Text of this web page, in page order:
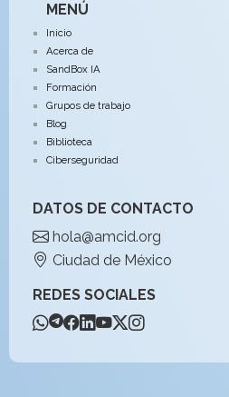
MENÚ
Inicio
Acerca de
SandBox IA
Formación
Grupos de trabajo
Blog
Biblioteca
Ciberseguridad
DATOS DE CONTACTO
hola@amcid.org
Ciudad de México
REDES SOCIALES